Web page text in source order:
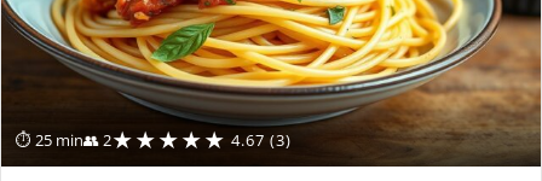
⏱ 25 min👥 2★★★★★ 4.67 (3)